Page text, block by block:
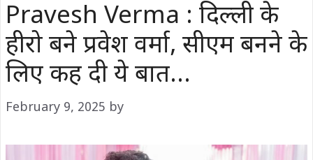
Pravesh Verma : दिल्ली के
हीरो बने प्रवेश वर्मा, सीएम बनने के
लिए कह दी ये बात…
February 9, 2025 by